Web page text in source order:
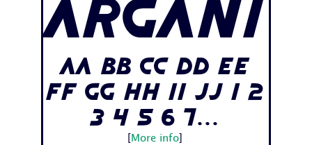
Argani
Aa Bb Cc Dd Ee
Ff Gg Hh Ii Jj 1 2
3 4 5 6 7...
More info]